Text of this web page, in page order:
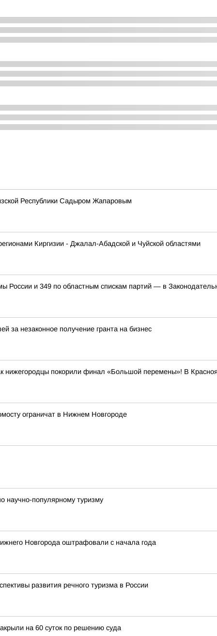
Республики Садыром Жапаровым
Киргизии - Джалал-Абадской и Чуйской областями
России и 349 по областным спискам партий — в
за незаконное получение гранта на бизнес
нижегородцы покорили финал «Большой перемены»! В
ограничат в Нижнем Новгороде
научно-популярному туризму
Новгорода оштрафовали с начала года
развития речного туризма в России
на 60 суток по решению суда